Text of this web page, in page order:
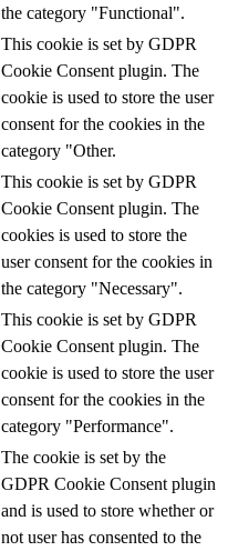
the category "Functional".
This cookie is set by GDPR
Cookie Consent plugin. The
cookie is used to store the user
consent for the cookies in the
category "Other.
This cookie is set by GDPR
Cookie Consent plugin. The
cookies is used to store the
user consent for the cookies in
the category "Necessary".
This cookie is set by GDPR
Cookie Consent plugin. The
cookie is used to store the user
consent for the cookies in the
category "Performance".
The cookie is set by the
GDPR Cookie Consent plugin
and is used to store whether or
not user has consented to the